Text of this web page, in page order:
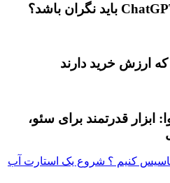
قدرتمند برای سئو،
کنیم ؟ شروع یک استارت آب